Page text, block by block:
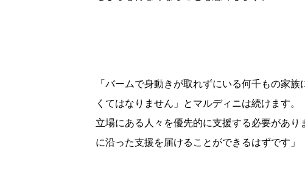
「バームで身動きが取れずにいる何千もの家
くてはなりません」とマルディニは続けます
立場にある人々を優先的に支援する必要があ
に沿った支援を届けることができるはずです」